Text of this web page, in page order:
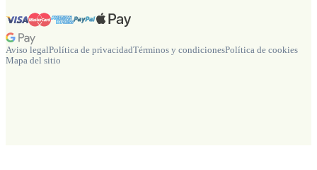
Aviso legalPolítica de privacidadTérminos y condicionesPolítica de cookies
Mapa del sitio